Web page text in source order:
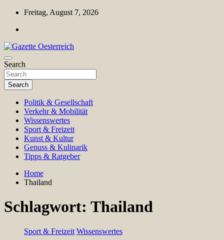
Skip
content
Freitag, August 7, 2026
Gazette Oesterreich
Magazin für Freizeit, Politik, Kultur & Wissenschaft
Search
Search
Politik & Gesellschaft
Verkehr & Mobilität
Wissenswertes
Sport & Freizeit
Kunst & Kultur
Genuss & Kulinarik
Tipps & Ratgeber
Home
Thailand
Schlagwort: Thailand
Sport & Freizeit Wissenswertes